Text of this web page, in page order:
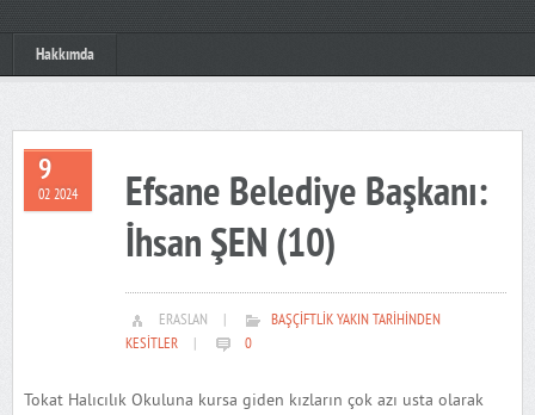
Hakkımda
9
02 2024
Efsane Belediye Başkanı:
İhsan ŞEN (10)
ERASLAN
BAŞÇIFTLIK YAKIN TARIHINDEN
KESITLER
0
Tokat Halıcılık Okuluna kursa giden kızların çok azı usta olarak